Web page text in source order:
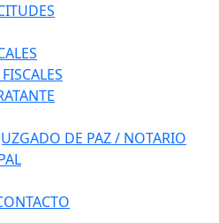
DE PAZ / NOTARIO